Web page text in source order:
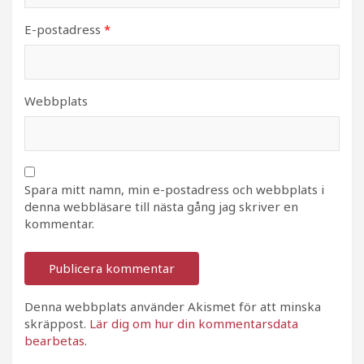
E-postadress *
Webbplats
Spara mitt namn, min e-postadress och webbplats i
denna webbläsare till nästa gång jag skriver en
kommentar.
Denna webbplats använder Akismet för att minska
skräppost. Lär dig om hur din kommentarsdata
bearbetas.